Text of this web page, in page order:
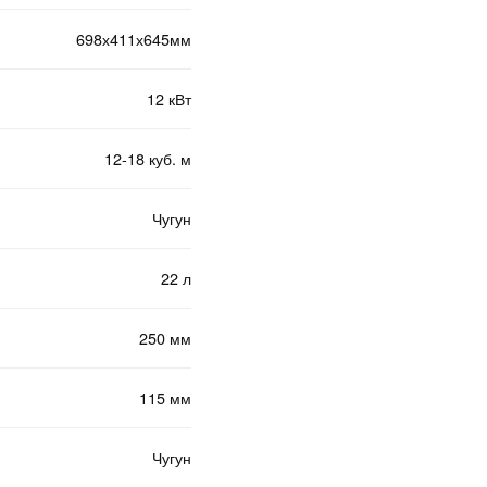
698х411х645мм
12 кВт
12-18 куб. м
Чугун
22 л
250 мм
115 мм
Чугун